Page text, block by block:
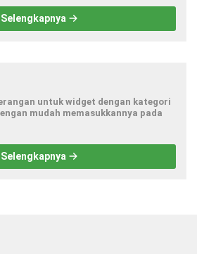
Selengkapnya
untuk widget dengan kategori
mudah memasukkannya pada
Selengkapnya